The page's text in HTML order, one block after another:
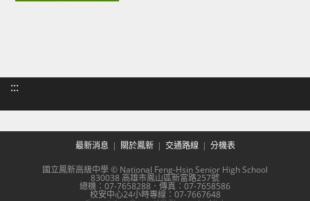
:::
最新消息 關於鳳新 交通路線 分機表
國立鳳新高級中學 © National Feng-Hsin Senior High School
830038 高雄市鳳山區新富路257號
總機：07-7658288．傳真：07-7658586
校安中心24小時專線：07-7667648